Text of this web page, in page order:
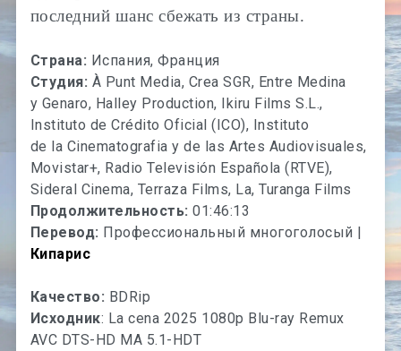
последний шанс сбежать из страны.
Страна: Испания, Франция
Студия: À Punt Media, Crea SGR, Entre Medina
y Genaro, Halley Production, Ikiru Films S.L.,
Instituto de Crédito Oficial (ICO), Instituto
de la Cinematografia y de las Artes Audiovisuales,
Movistar+, Radio Televisión Española (RTVE),
Sideral Cinema, Terraza Films, La, Turanga Films
Продолжительность:01:46:13
Перевод: Профессиональный многоголосый |
Кипарис
Качество: BDRip
Исходник: La cena 2025 1080p Blu-ray Remux
AVC DTS-HD MA 5.1-HDT